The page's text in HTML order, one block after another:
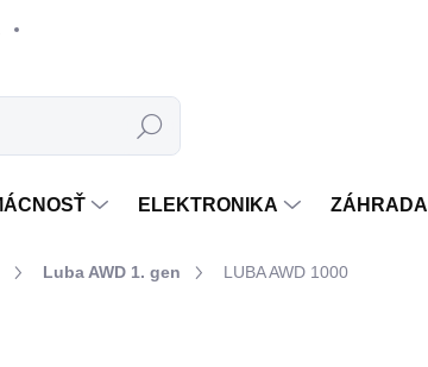
Hľadať
ELEKTRONIKA ZÁHRADA
Luba AWD 1. gen LUBA AWD 1000